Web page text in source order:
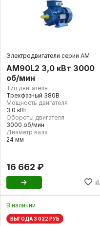
Электродвигатели серии АМ
АМ90L2 3,0 кВт 3000
об/мин
Тип двигателя
Трехфазный 380В
Мощность двигателя
3.0 кВт
Обороты двигателя
3000 об/мин
Диаметр вала
24 мм
16 662 ₽
В наличии
ВЫГОДА 3 022 РУБ